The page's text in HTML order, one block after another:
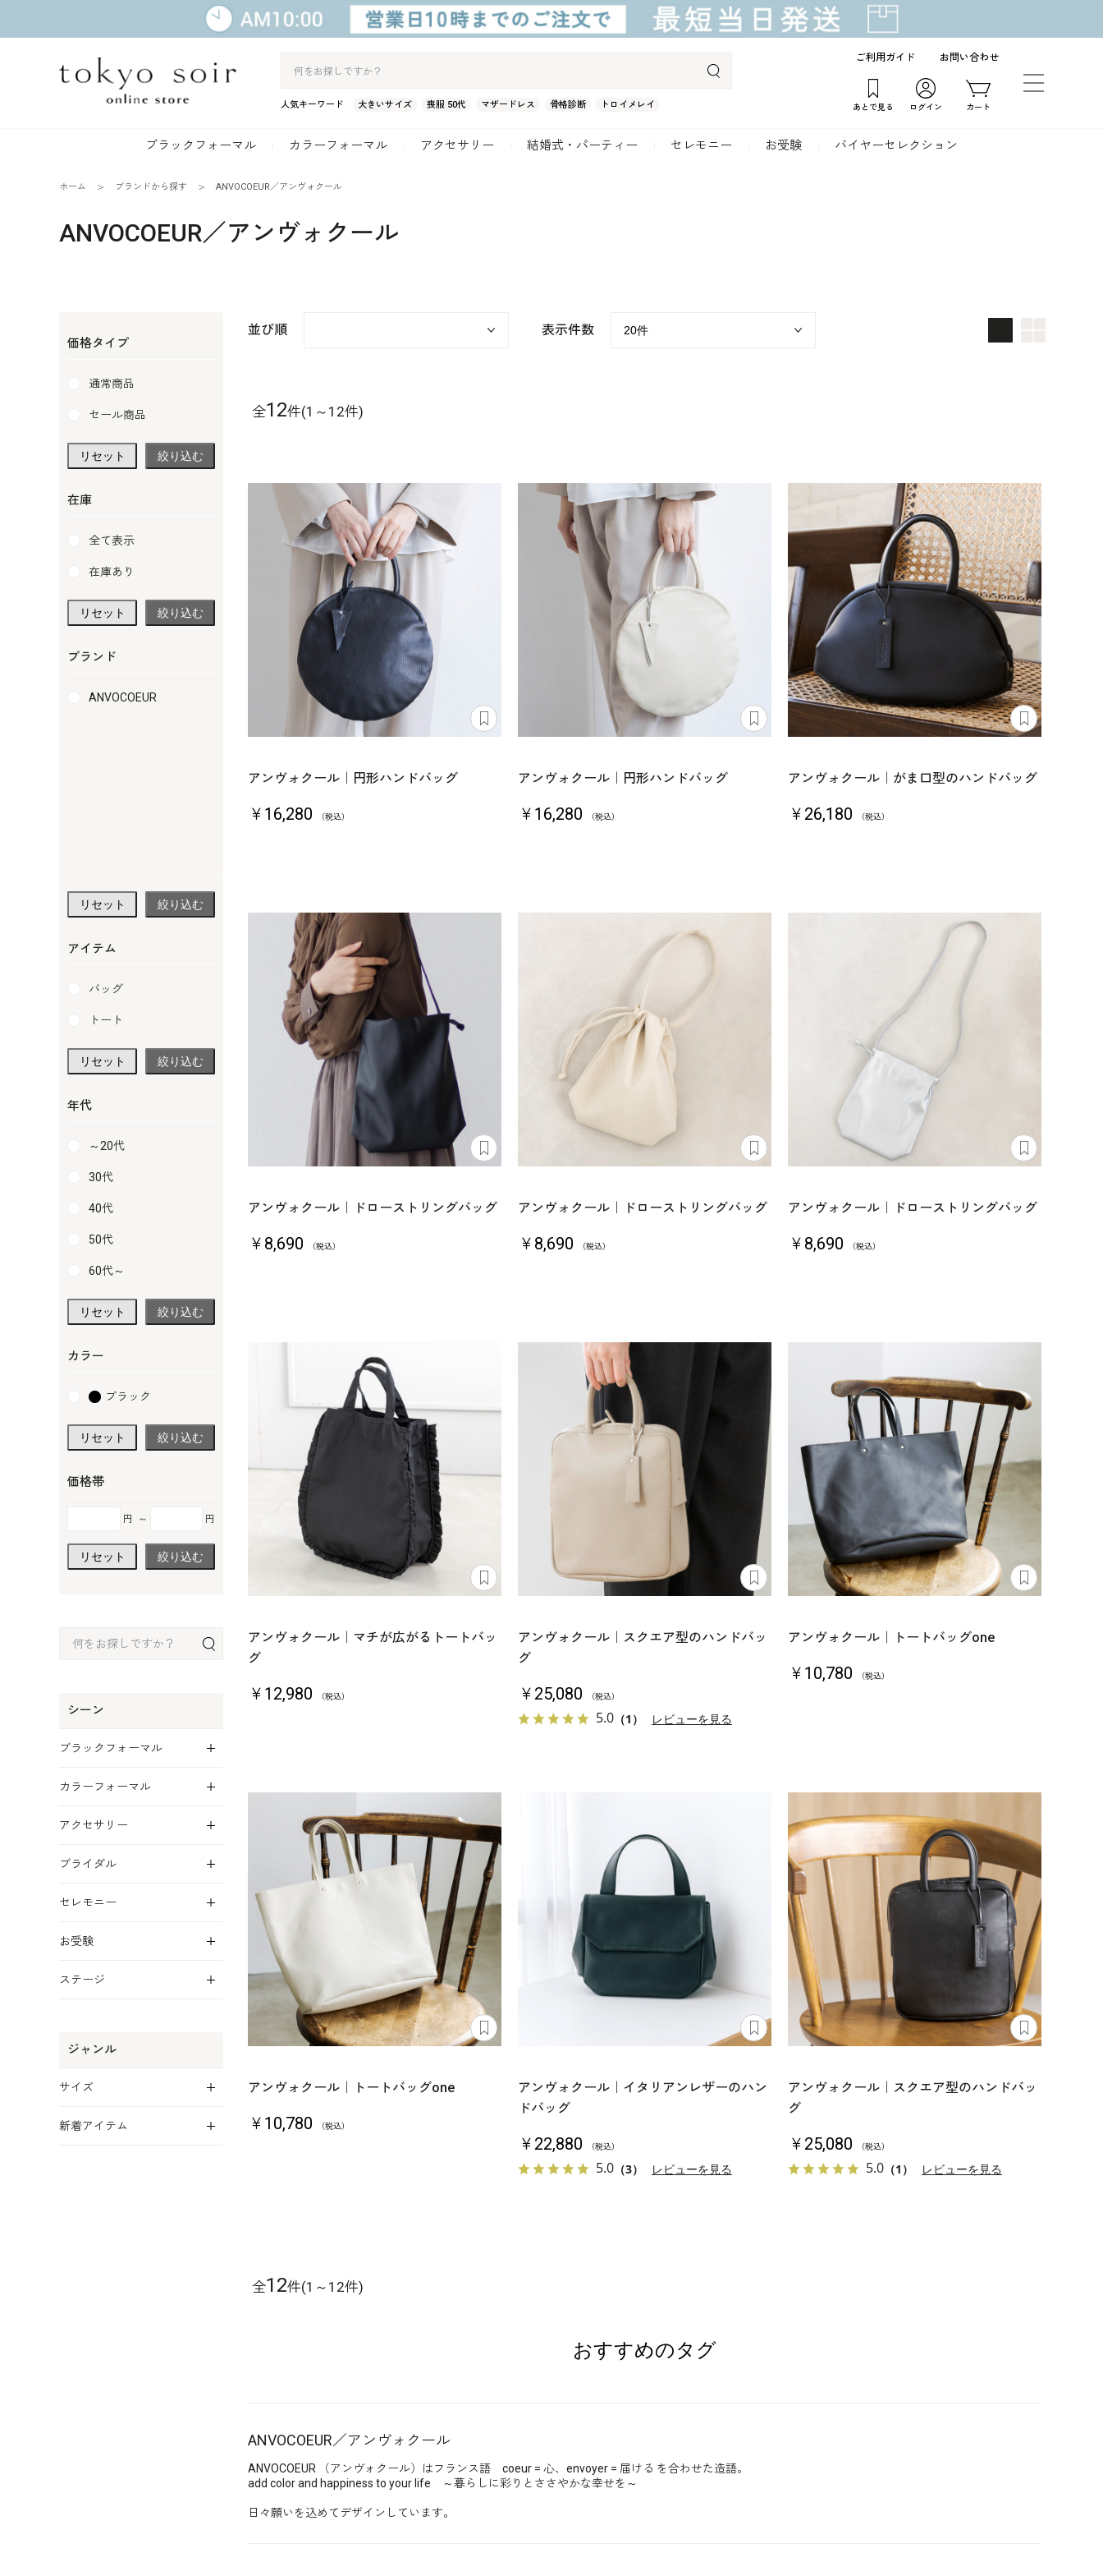
人気キーワード 大きいサイズ 喪服 50代 マザードレス 骨格診断 トロイメレイ
ご利用ガイド お問い合わせ
あとで見る ログイン カート
ブラックフォーマル カラーフォーマル アクセサリー 結婚式・パーティー セレモニー お受験 バイヤーセレクション
ホーム ブランドから探す ANVOCOEUR／アンヴォクール
ANVOCOEUR／アンヴォクール
並び順 表示件数
全12件(1～12件)
アンヴォクール｜円形ハンドバッグ
￥16,280 （税込）
アンヴォクール｜円形ハンドバッグ
￥16,280 （税込）
アンヴォクール｜がま口型のハンドバッグ
￥26,180 （税込）
アンヴォクール｜ドローストリングバッグ
￥8,690 （税込）
アンヴォクール｜ドローストリングバッグ
￥8,690 （税込）
アンヴォクール｜ドローストリングバッグ
￥8,690 （税込）
アンヴォクール｜マチが広がるトートバッ
グ
￥12,980 （税込）
アンヴォクール｜スクエア型のハンドバッ
グ
￥25,080 （税込）
5.0（1） レビューを見る
アンヴォクール｜トートバッグone
￥10,780 （税込）
アンヴォクール｜トートバッグone
￥10,780 （税込）
アンヴォクール｜イタリアンレザーのハン
ドバッグ
￥22,880 （税込）
5.0（3） レビューを見る
アンヴォクール｜スクエア型のハンドバッ
グ
￥25,080 （税込）
5.0（1） レビューを見る
全12件(1～12件)
おすすめのタグ
ANVOCOEUR／アンヴォクール
ANVOCOEUR （アンヴォクール）はフランス語 coeur = 心、envoyer = 届ける を合わせた造語。
add color and happiness to your life ～暮らしに彩りとささやかな幸せを～
日々願いを込めてデザインしています。
価格タイプ
通常商品
セール商品
リセット 絞り込む
在庫
全て表示
在庫あり
リセット 絞り込む
ブランド
ANVOCOEUR
リセット 絞り込む
アイテム
バッグ
トート
リセット 絞り込む
年代
～20代
30代
40代
50代
60代～
リセット 絞り込む
カラー
ブラック
リセット 絞り込む
価格帯
円 ～ 円
リセット 絞り込む
シーン
ブラックフォーマル
カラーフォーマル
アクセサリー
ブライダル
セレモニー
お受験
ステージ
ジャンル
サイズ
新着アイテム